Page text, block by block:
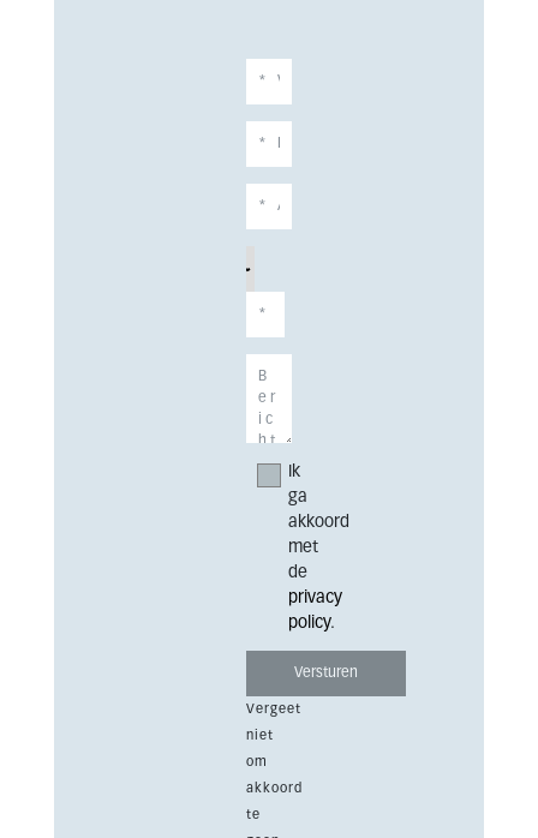
Ik
ga
akkoord
met
de
privacy
policy.
Vergeet
niet
om
akkoord
te